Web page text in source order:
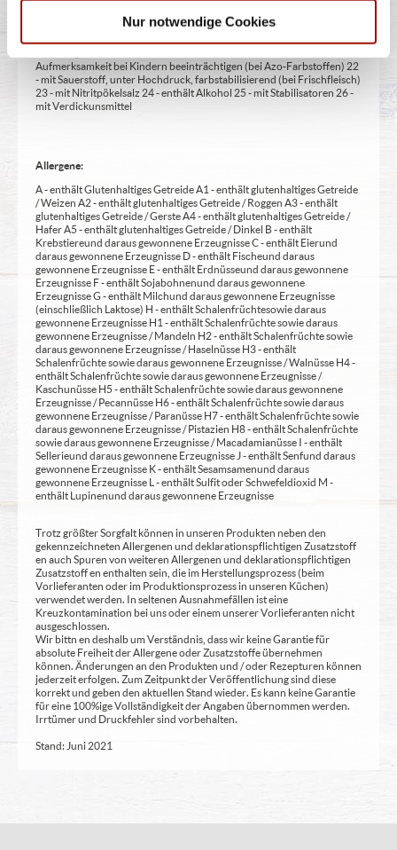
Nur notwendige Cookies
14 - kann bei übermäßigem Verzehr abführend wirken (zusätzlich zur
Angabe 15 - unter Schutzatmosphäre verpackt 16 - chininhaltig 17 -
koffeinhaltig 18 - mit Milcheiweiß (bei Fleischerzeugnissen) 19 - mit
Aufmerksamkeit bei Kindern beeinträchtigen (bei Azo-Farbstoffen) 22
- mit Sauerstoff, unter Hochdruck, farbstabilisierend (bei Frischfleisch)
23 - mit Nitritpökelsalz 24 - enthält Alkohol 25 - mit Stabilisatoren 26 -
mit Verdickunsmittel
Allergene:
A - enthält Glutenhaltiges Getreide A1 - enthält glutenhaltiges Getreide
/ Weizen A2 - enthält glutenhaltiges Getreide / Roggen A3 - enthält
glutenhaltiges Getreide / Gerste A4 - enthält glutenhaltiges Getreide /
Hafer A5 - enthält glutenhaltiges Getreide / Dinkel B - enthält
Krebstiere und daraus gewonnene Erzeugnisse C - enthält Eier und
daraus gewonnene Erzeugnisse D - enthält Fische und daraus
gewonnene Erzeugnisse E - enthält Erdnüsse und daraus gewonnene
Erzeugnisse F - enthält Sojabohnen und daraus gewonnene
Erzeugnisse G - enthält Milch und daraus gewonnene Erzeugnisse
(einschließlich Laktose) H - enthält Schalenfrüchte sowie daraus
gewonnene Erzeugnisse H1 - enthält Schalenfrüchte sowie daraus
gewonnene Erzeugnisse / Mandeln H2 - enthält Schalenfrüchte sowie
daraus gewonnene Erzeugnisse / Haselnüsse H3 - enthält
Schalenfrüchte sowie daraus gewonnene Erzeugnisse / Walnüsse H4 -
enthält Schalenfrüchte sowie daraus gewonnene Erzeugnisse /
Kaschunüsse H5 - enthält Schalenfrüchte sowie daraus gewonnene
Erzeugnisse / Pecannüsse H6 - enthält Schalenfrüchte sowie daraus
gewonnene Erzeugnisse / Paranüsse H7 - enthält Schalenfrüchte sowie
daraus gewonnene Erzeugnisse / Pistazien H8 - enthält Schalenfrüchte
sowie daraus gewonnene Erzeugnisse / Macadamianüsse I - enthält
Sellerie und daraus gewonnene Erzeugnisse J - enthält Senf und daraus
gewonnene Erzeugnisse K - enthält Sesamsamen und daraus
gewonnene Erzeugnisse L - enthält Sulfit oder Schwefeldioxid M -
enthält Lupinen und daraus gewonnene Erzeugnisse
Trotz größter Sorgfalt können in unseren Produkten neben den
gekennzeichneten Allergenen und deklarationspflichtigen Zusatzstoff
en auch Spuren von weiteren Allergenen und deklarationspflichtigen
Zusatzstoff en enthalten sein, die im Herstellungsprozess (beim
Vorlieferanten oder im Produktionsprozess in unseren Küchen)
verwendet werden. In seltenen Ausnahmefällen ist eine
Kreuzkontamination bei uns oder einem unserer Vorlieferanten nicht
ausgeschlossen.
Wir bittn en deshalb um Verständnis, dass wir keine Garantie für
absolute Freiheit der Allergene oder Zusatzstoffe übernehmen
können. Änderungen an den Produkten und / oder Rezepturen können
jederzeit erfolgen. Zum Zeitpunkt der Veröffentlichung sind diese
korrekt und geben den aktuellen Stand wieder. Es kann keine Garantie
für eine 100%ige Vollständigkeit der Angaben übernommen werden.
Irrtümer und Druckfehler sind vorbehalten.
Stand: Juni 2021